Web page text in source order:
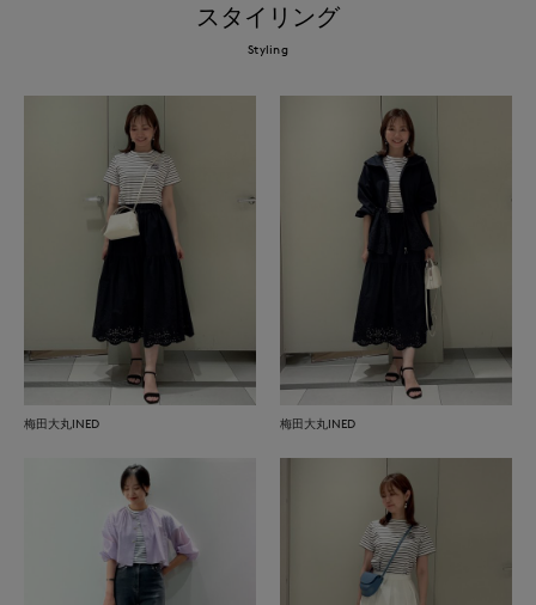
スタイリング
Styling
梅田大丸INED 梅田大丸INED